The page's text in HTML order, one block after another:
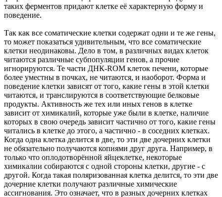
таких ферментов придают клетке её характерную форму и
поведение.
Так как все соматические клетки содержат одни и те же гены,
то может показаться удивительным, что все соматические
клетки неодинаковы. Дело в том, в различных видах клеток
читаются различные субпопуляции генов, а прочие
игнорируются. Те части ДНК-ROM клеток печени, которые
более уместны в почках, не читаются, и наоборот. Форма и
поведение клетки зависят от того, какие гены в этой клетки
читаются, и транслируются в соответствующие белковые
продукты. Активность же тех или иных генов в клетке
зависит от химикалий, которые уже были в клетке, наличие
которых в свою очередь зависит частично от того, какие гены
читались в клетке до этого, а частично - в соседних клетках.
Когда одна клетка делится в две, то эти две дочерних клетки
не обязательно получаются копиями друг друга. Например, в
только что оплодотворённой яйцеклетке, некоторые
химикалии собираются с одной стороны клетки, другие - с
другой. Когда такая поляризованная клетка делится, то эти две
дочерние клетки получают различные химические
ассигнования. Это означает, что в разных дочерних клетках